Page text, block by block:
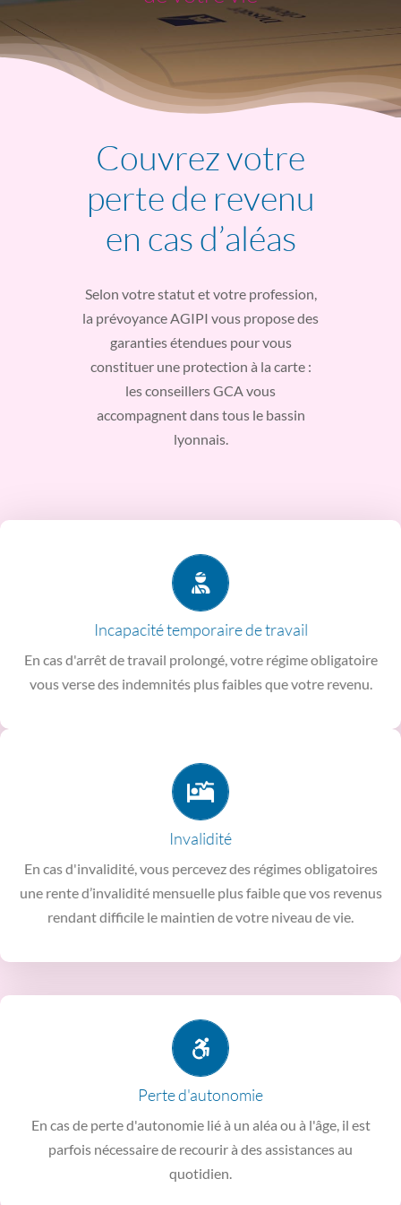
Couvrez votre
perte de revenu
en cas d’aléas
Selon votre statut et votre profession,
la prévoyance AGIPI vous propose des
garanties étendues pour vous
constituer une protection à la carte :
les conseillers GCA vous
accompagnent dans tous le bassin
lyonnais.
Incapacité temporaire de travail
En cas d'arrêt de travail prolongé, votre régime obligatoire
vous verse des indemnités plus faibles que votre revenu.
Incapacité
régime professionnel vous assurent un revenu
complémentaire dont vous choisissez le montant au
moment de la souscription.
Invalidité
En cas d'invalidité, vous percevez des régimes obligatoires
une rente d’invalidité mensuelle plus faible que vos revenus
rendant difficile le maintien de votre niveau de vie.
Invalidité
Larente d’invaliditévous assure un complément pour faire
quant à lui de procéder aux différents aménagements
nécessaires à votre nouvelle situation (installation d’une
Perte d'autonomie
En cas de perte d'autonomie lié à un aléa ou à l'âge, il est
parfois nécessaire de recourir à des assistances au
quotidien.
Perte d'autonomie
faire face à d’éventuels frais médicaux et frais d’assistance
(aide ménagère, assistante de vie, …).